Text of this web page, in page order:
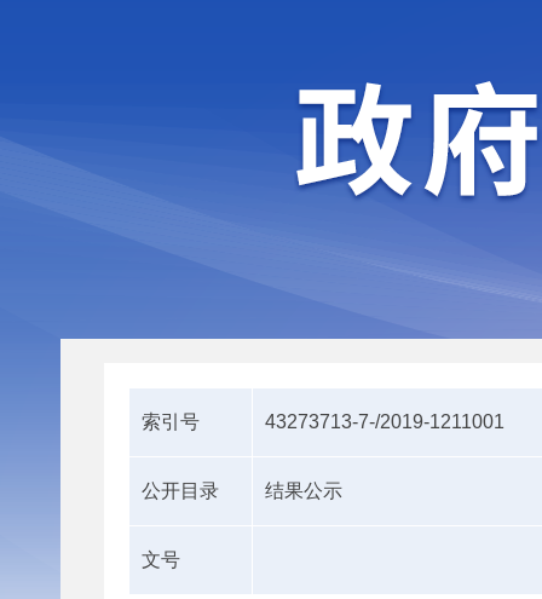
索引号 43273713-7-/2019-1211001
公开目录 结果公示
文号